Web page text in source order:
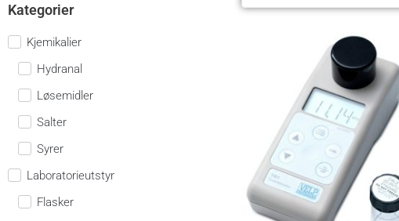
Kategorier
Kjemikalier
Hydranal
Løsemidler
Salter
Syrer
Laboratorieutstyr
Flasker